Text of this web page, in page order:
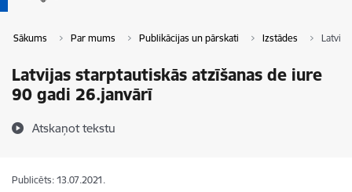
Sākums Par mums Publikācijas un pārskati Izstādes
Latvijas starptautiskās atzīšanas de iure
90 gadi 26.janvārī
Atskaņot tekstu
Publicēts: 13.07.2021.